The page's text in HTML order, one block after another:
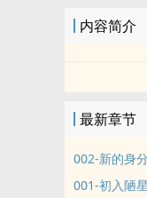
内容简介
最新章节
002-新的身
001-初入陋星